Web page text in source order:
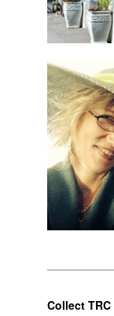
Collect TRC